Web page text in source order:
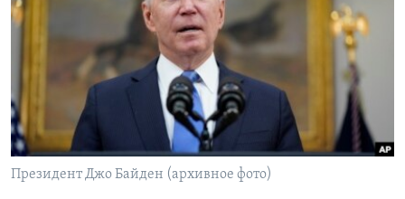
Learning English
СОЦИАЛЬНЫЕ СЕТИ
Президент Джо Байден (архивное фото)